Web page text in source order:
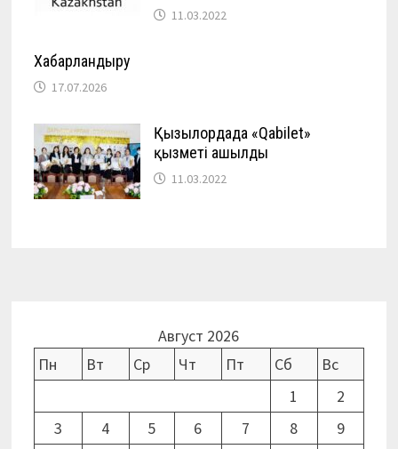
11.03.2022
Хабарландыру
17.07.2026
Қызылордада «Qabilet»
қызметі ашылды
11.03.2022
Август 2026
Пн
Вт Ср Чт Пт Сб
Вс
1
2
3
4 5 6 7 8
9